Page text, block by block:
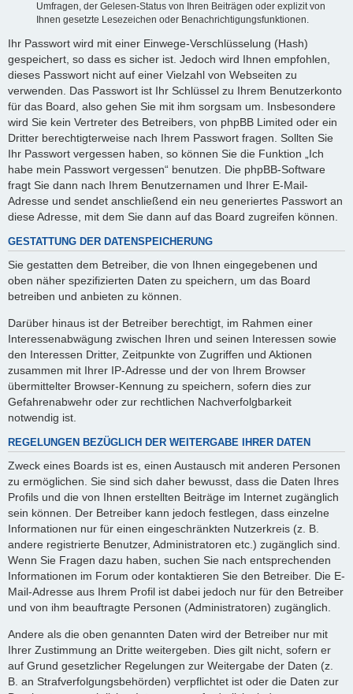
Umfragen, der Gelesen-Status von Ihren Beiträgen oder explizit von
Ihnen gesetzte Lesezeichen oder Benachrichtigungsfunktionen.
Ihr Passwort wird mit einer Einwege-Verschlüsselung (Hash)
gespeichert, so dass es sicher ist. Jedoch wird Ihnen empfohlen,
dieses Passwort nicht auf einer Vielzahl von Webseiten zu
verwenden. Das Passwort ist Ihr Schlüssel zu Ihrem Benutzerkonto
für das Board, also gehen Sie mit ihm sorgsam um. Insbesondere
wird Sie kein Vertreter des Betreibers, von phpBB Limited oder ein
Dritter berechtigterweise nach Ihrem Passwort fragen. Sollten Sie
Ihr Passwort vergessen haben, so können Sie die Funktion „Ich
habe mein Passwort vergessen“ benutzen. Die phpBB-Software
fragt Sie dann nach Ihrem Benutzernamen und Ihrer E-Mail-
Adresse und sendet anschließend ein neu generiertes Passwort an
diese Adresse, mit dem Sie dann auf das Board zugreifen können.
GESTATTUNG DER DATENSPEICHERUNG
Sie gestatten dem Betreiber, die von Ihnen eingegebenen und
oben näher spezifizierten Daten zu speichern, um das Board
betreiben und anbieten zu können.
Darüber hinaus ist der Betreiber berechtigt, im Rahmen einer
Interessenabwägung zwischen Ihren und seinen Interessen sowie
den Interessen Dritter, Zeitpunkte von Zugriffen und Aktionen
zusammen mit Ihrer IP-Adresse und der von Ihrem Browser
übermittelter Browser-Kennung zu speichern, sofern dies zur
Gefahrenabwehr oder zur rechtlichen Nachverfolgbarkeit
notwendig ist.
REGELUNGEN BEZÜGLICH DER WEITERGABE IHRER DATEN
Zweck eines Boards ist es, einen Austausch mit anderen Personen
zu ermöglichen. Sie sind sich daher bewusst, dass die Daten Ihres
Profils und die von Ihnen erstellten Beiträge im Internet zugänglich
sein können. Der Betreiber kann jedoch festlegen, dass einzelne
Informationen nur für einen eingeschränkten Nutzerkreis (z. B.
andere registrierte Benutzer, Administratoren etc.) zugänglich sind.
Wenn Sie Fragen dazu haben, suchen Sie nach entsprechenden
Informationen im Forum oder kontaktieren Sie den Betreiber. Die E-
Mail-Adresse aus Ihrem Profil ist dabei jedoch nur für den Betreiber
und von ihm beauftragte Personen (Administratoren) zugänglich.
Andere als die oben genannten Daten wird der Betreiber nur mit
Ihrer Zustimmung an Dritte weitergeben. Dies gilt nicht, sofern er
auf Grund gesetzlicher Regelungen zur Weitergabe der Daten (z.
B. an Strafverfolgungsbehörden) verpflichtet ist oder die Daten zur